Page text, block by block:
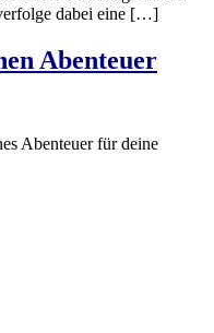
dabei eine […]
Abenteuer
Abenteuer für deine